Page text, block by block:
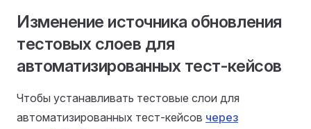
Изменение источника обновления
тестовых слоев для
автоматизированных тест-кейсов
Чтобы устанавливать тестовые слои для
автоматизированных тест-кейсов через